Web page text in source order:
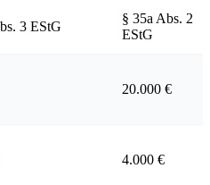
3 EStG
§ 35a Abs. 2
EStG
20.000 €
4.000 €